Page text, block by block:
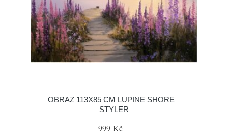
OBRAZ 113X85 CM LUPINE SHORE –
STYLER
999 Kč